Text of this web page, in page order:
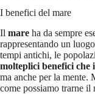
I benefici del mare
Il mare ha da sempre
rappresentando un
tempi antichi, le
molteplici benefici che
ma anche per la mente.
come possiamo trarne il